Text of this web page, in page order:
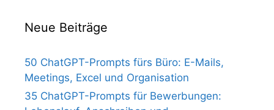
Neue Beiträge
50 ChatGPT-Prompts fürs Büro: E-Mails,
Meetings, Excel und Organisation
35 ChatGPT-Prompts für Bewerbungen: